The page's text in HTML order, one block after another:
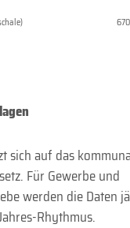
sich auf das
Für Gewerbe und
werden die Daten
Rhythmus.